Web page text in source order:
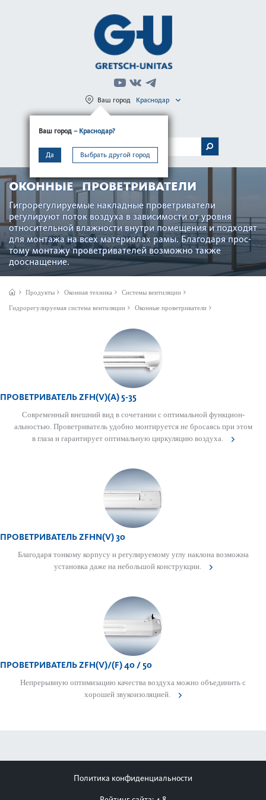
Ваш город – Краснодар?
Да Выбрать другой город
Ваш город Краснодар
МЕНЮ
ОКОННЫЕ ПРОВЕТРИВАТЕЛИ
Гигро­р­егулируемые накладные проветр­иватели
регулируют поток воздуха в зав­исимости от уровня
относительной влажности внутри помещения и подходят
для монтажа на всех матер­иалах рамы. Благодаря про­с­
тому монтажу проветр­ивателей возможно также
дооснащение.
Продукты Оконная техника Системы вентиляции
Гидрорегулируемая система вентиляции Оконные проветриватели
ПРОВЕТРИВАТЕЛЬ ZFH(V)(A) 5-35
Современный внешний вид в сочет­ании с оптимальной функцио­н­
ально­стью. Проветр­иватель удобно монтируется не бросаясь при этом
в глаза и гар­антирует оптимальную цир­куляцию воздуха.
ПРОВЕТРИВАТЕЛЬ ZFHN(V) 30
Благодаря тонкому корпусу и регулируемому углу наклона возможна
установка даже на небо­льшой конструкции.
ПРОВЕТРИВАТЕЛЬ ZFH(V)/(F) 40 / 50
Непр­ер­ы­вную оптим­изацию качества воздуха можно объединить с
хор­ошей звук­ои­з­ол­яцией.
Политика конфиденциальности